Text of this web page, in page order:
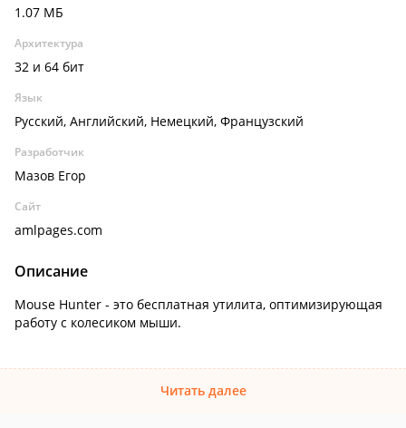
1.07 МБ
Архитектура
32 и 64 бит
Язык
Русский, Английский, Немецкий, Французский
Разработчик
Мазов Егор
Сайт
amlpages.com
Описание
Mouse Hunter - это бесплатная утилита, оптимизирующая
работу с колесиком мыши.
Читать далее